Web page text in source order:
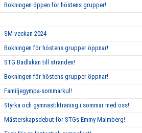
Bokningen öppen för höstens grupper!
SM-veckan 2024
Bokningen för höstens grupper öppnar!
STG Badlakan till stranden!
Bokningen för höstens grupper öppnar!
Familjegympa-sommarkul!
Styrka och gymnastikträning i sommar med oss!
Mästerskapsdebut för STGs Emmy Malmberg!